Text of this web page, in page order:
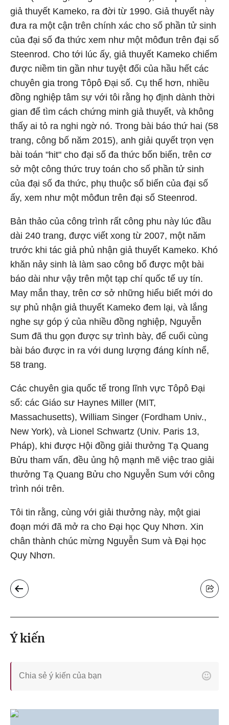
giả thuyết Kameko, ra đời từ 1990. Giả thuyết này
đưa ra một cận trên chính xác cho số phần tử sinh
của đại số đa thức xem như một môđun trên đại số
Steenrod. Cho tới lúc ấy, giả thuyết Kameko chiếm
được niềm tin gần như tuyệt đối của hầu hết các
chuyên gia trong Tôpô Đại số. Cụ thể hơn, nhiều
đồng nghiệp tâm sự với tôi rằng họ định dành thời
gian để tìm cách chứng minh giả thuyết, và không
thấy ai tỏ ra nghi ngờ nó. Trong bài báo thứ hai (58
trang, công bố năm 2015), anh giải quyết trọn vẹn
bài toán "hit" cho đại số đa thức bốn biến, trên cơ
sở một công thức truy toán cho số phần tử sinh
của đại số đa thức, phụ thuộc số biến của đại số
ấy, xem như một môđun trên đại số Steenrod.
Bản thảo của công trình rất công phu này lúc đầu
dài 240 trang, được viết xong từ 2007, một năm
trước khi tác giả phủ nhận giả thuyết Kameko. Khó
khăn nảy sinh là làm sao công bố được một bài
báo dài như vậy trên một tạp chí quốc tế uy tín.
May mắn thay, trên cơ sở những hiểu biết mới do
sự phủ nhận giả thuyết Kameko đem lại, và lắng
nghe sự góp ý của nhiều đồng nghiệp, Nguyễn
Sum đã thu gọn được sự trình bày, để cuối cùng
bài báo được in ra với dung lượng đáng kính nể,
58 trang.
Các chuyên gia quốc tế trong lĩnh vực Tôpô Đại
số: các Giáo sư Haynes Miller (MIT,
Massachusetts), William Singer (Fordham Univ.,
New York), và Lionel Schwartz (Univ. Paris 13,
Pháp), khi được Hội đồng giải thưởng Tạ Quang
Bửu tham vấn, đều ủng hộ mạnh mẽ việc trao giải
thưởng Tạ Quang Bửu cho Nguyễn Sum với công
trình nói trên.
Tôi tin rằng, cùng với giải thưởng này, một giai
đoạn mới đã mở ra cho Đại học Quy Nhơn. Xin
chân thành chúc mừng Nguyễn Sum và Đại học
Quy Nhơn.
Ý kiến